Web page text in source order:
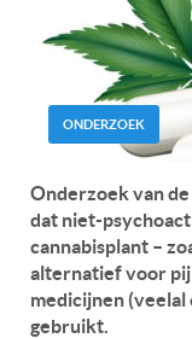
ONDERZOEK
Onderzoek van
dat niet-
cannabisplant –
alternatief voor
medicijnen
gebruikt.